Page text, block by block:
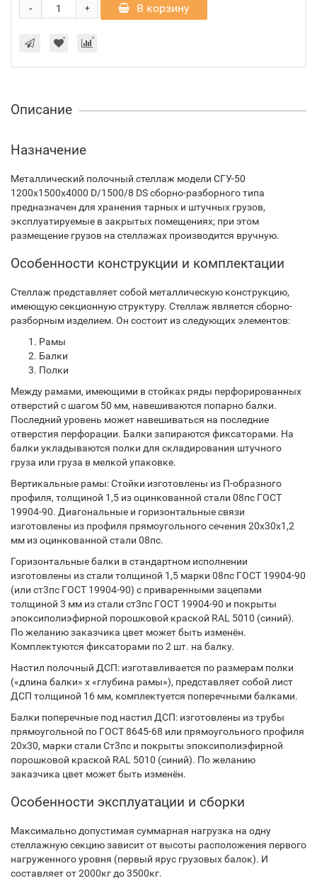
+
- В корзину
Описание
Назначение
Металлический полочный стеллаж модели СГУ-50
1200х1500х4000 D/1500/8 DS сборно-разборного типа
предназначен для хранения тарных и штучных грузов,
эксплуатируемые в закрытых помещениях; при этом
размещение грузов на стеллажах производится вручную.
Особенности конструкции и комплектации
Стеллаж представляет собой металлическую конструкцию,
имеющую секционную структуру. Стеллаж является сборно-
разборным изделием. Он состоит из следующих элементов:
Рамы
Балки
Полки
Между рамами, имеющими в стойках ряды перфорированных
отверстий с шагом 50 мм, навешиваются попарно балки.
Последний уровень может навешиваться на последние
отверстия перфорации. Балки запираются фиксаторами. На
балки укладываются полки для складирования штучного
груза или груза в мелкой упаковке.
Вертикальные рамы: Стойки изготовлены из П-образного
профиля, толщиной 1,5 из оцинкованной стали 08пс ГОСТ
19904-90. Диагональные и горизонтальные связи
изготовлены из профиля прямоугольного сечения 20х30х1,2
мм из оцинкованной стали 08пс.
Горизонтальные балки в стандартном исполнении
изготовлены из стали толщиной 1,5 марки 08пс ГОСТ 19904-90
(или ст3пс ГОСТ 19904-90) с приваренными зацепами
толщиной 3 мм из стали ст3пс ГОСТ 19904-90 и покрыты
эпоксиполиэфирной порошковой краской RAL 5010 (синий).
По желанию заказчика цвет может быть изменён.
Комплектуются фиксаторами по 2 шт. на балку.
Настил полочный ДСП: изготавливается по размерам полки
(«длина балки» х «глубина рамы»), представляет собой лист
ДСП толщиной 16 мм, комплектуется поперечными балками.
Балки поперечные под настил ДСП: изготовлены из трубы
прямоугольной по ГОСТ 8645-68 или прямоугольного профиля
20х30, марки стали Ст3пс и покрыты эпоксиполиэфирной
порошковой краской RAL 5010 (синий). По желанию
заказчика цвет может быть изменён.
Особенности эксплуатации и сборки
Максимально допустимая суммарная нагрузка на одну
стеллажную секцию зависит от высоты расположения первого
нагруженного уровня (первый ярус грузовых балок). И
составляет от 2000кг до 3500кг.